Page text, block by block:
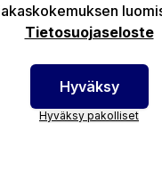
Tietosuojaseloste
Hyväksy
Hyväksy pakolliset